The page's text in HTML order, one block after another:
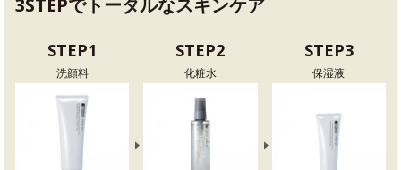
3STEPでトータルなスキンケア
STEP1
洗顔料
STEP2
化粧水
STEP3
保湿液